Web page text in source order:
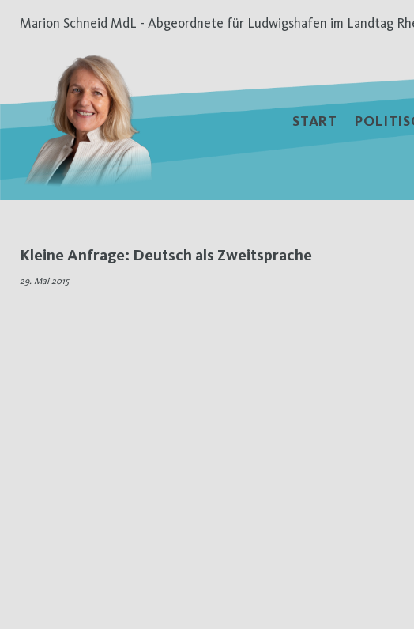
Inhalt
Marion Schneid MdL - Abgeordnete für Ludwigshafen im Landtag
START
Schlagwort:
Deutsch
Kleine Anfrage: Deutsch als Zweitsprache
29. Mai 2015